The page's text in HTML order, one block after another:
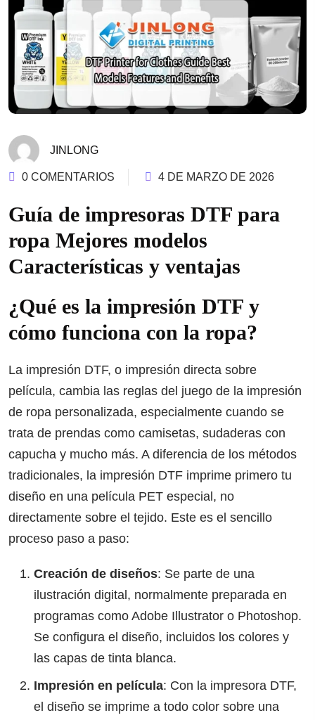
JINLONG
0 COMENTARIOS 4 DE MARZO DE 2026
Guía de impresoras DTF para
ropa Mejores modelos
Características y ventajas
¿Qué es la impresión DTF y
cómo funciona con la ropa?
La impresión DTF, o impresión directa sobre
película, cambia las reglas del juego de la impresión
de ropa personalizada, especialmente cuando se
trata de prendas como camisetas, sudaderas con
capucha y mucho más. A diferencia de los métodos
tradicionales, la impresión DTF imprime primero tu
diseño en una película PET especial, no
directamente sobre el tejido. Este es el sencillo
proceso paso a paso:
Creación de diseños: Se parte de una
ilustración digital, normalmente preparada en
programas como Adobe Illustrator o Photoshop.
Se configura el diseño, incluidos los colores y
las capas de tinta blanca.
Impresión en película: Con la impresora DTF,
el diseño se imprime a todo color sobre una